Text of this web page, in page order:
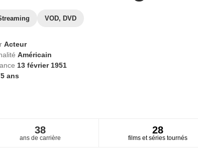
VOD, DVD
Acteur
Américain
13 février 1951
ans
38
ans de carrière
28
films et séries tournés